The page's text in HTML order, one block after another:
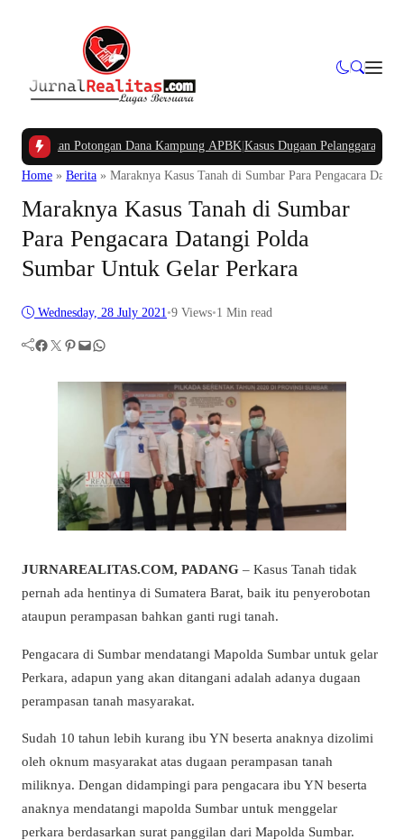
Potongan Dana Kampung APBK |Kasus Dugaan Pelanggaran
Home » Berita » Maraknya Kasus Tanah di Sumbar Para Pengacara
Maraknya Kasus Tanah di Sumbar
Para Pengacara Datangi Polda
Sumbar Untuk Gelar Perkara
Wednesday, 28 July 2021•9 Views•1 Min read
Facebook Twitter Pinterest Mail WhatsApp
JURNAREALITAS.COM, PADANG – Kasus Tanah tidak
pernah ada hentinya di Sumatera Barat, baik itu penyerobotan
ataupun perampasan bahkan ganti rugi tanah.
Pengacara di Sumbar mendatangi Mapolda Sumbar untuk gelar
Perkara, adapun yang akan ditangani adalah adanya dugaan
perampasan tanah masyarakat.
Sudah 10 tahun lebih kurang ibu YN beserta anaknya dizolimi
oleh oknum masyarakat atas dugaan perampasan tanah
miliknya. Dengan didampingi para pengacara ibu YN beserta
anaknya mendatangi mapolda Sumbar untuk menggelar
perkara berdasarkan surat panggilan dari Mapolda Sumbar.